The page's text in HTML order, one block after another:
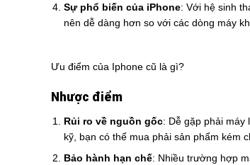
Sự phổ biến của iPhone: Với hệ sinh
nên dễ dàng hơn so với các dòng máy
Ưu điểm của Iphone cũ là gì?
Nhược điểm
Rủi ro về nguồn gốc: Dễ gặp phải máy
kỹ, bạn có thể mua phải sản phẩm kém
Bảo hành hạn chế: Nhiều trường hợp